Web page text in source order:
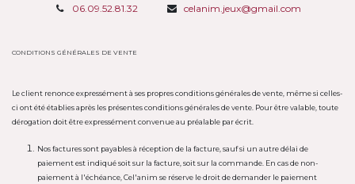
06.09.52.81.32
celanim.jeux@gmail.com
CONDITIONS GÉNÉRALES DE VENTE
Le client renonce expressément à ses propres conditions générales de vente, même si celles-
ci ont été établies après les présentes conditions générales de vente. Pour être valable, toute
dérogation doit être expressément convenue au préalable par écrit.
Nos factures sont payables à réception de la facture, sauf si un autre délai de
paiement est indiqué soit sur la facture, soit sur la commande. En cas de non-
paiement à l'échéance, Cel'anim se réserve le droit de demander le paiement